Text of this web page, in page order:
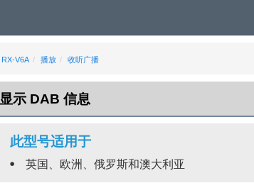
RX-V6A 播放 收听广播
显示 DAB 信息
此型号适用于
英国、欧洲、俄罗斯和澳大利亚